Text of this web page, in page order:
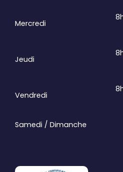
Mercredi
Jeudi
Vendredi
Samedi / Dimanche